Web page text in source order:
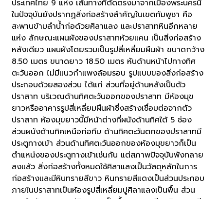
ประเทศไทย 9 แห่ง เส้นทางที่ตัดตรงมาจากเมืองพระนครนี้
ในปัจจุบันยังปรากฏสิ่งก่อสร้างสำคัญในเขตกัมพูชา คือ
สะพานข้ามลำน้ำก่อด้วยศิลาแลง และปราสาทหินอีกหลาย
แห่ง ลักษณะแผนผังของปราสาทห้วยแคน เป็นสิ่งก่อสร้าง
หลังเดียว แผนผังโดยรวมเป็นรูปสี่เหลี่ยมผืนผ้า ขนาดกว้าง
8.50 เมตร ขนาดยาว 18.50 เมตร หันด้านหน้าไปทางทิศ
ตะวันออก ไม่มีแนวกำแพงล้อมรอบ รูปแบบของสิ่งก่อสร้าง
ประกอบด้วยสองส่วน ได้แก่ ส่วนที่อยู่ด้านหลังเป็นตัว
ปราสาท บริเวณด้านทิศตะวันออกของปราสาท มีห้องมุข
ยาวหรืออาคารรูปสี่เหลี่ยมผืนผ้าซึ่งสร้างเชื่อมต่อจากตัว
ปราสาท ห้องมุขยาวนี้มีหน้าต่างที่ผนังด้านทิศใต้ 5 ช่อง
ส่วนผนังด้านทิศเหนือก่อทึบ ด้านทิศตะวันตกของปราสาทมี
ประตูทางเข้า ส่วนด้านทิศตะวันออกของห้องมุขยาวก็เป็น
ตำแหน่งของประตูทางเข้าเช่นกัน แต่สภาพปัจจุบันพังทลาย
ลงแล้ว สิ่งก่อสร้างทั้งหมดใช้ศิลาแลงเป็นวัสดุหลักในการ
ก่อสร้างและมีหินทรายสีขาว หินทรายสีแดงเป็นส่วนประกอบ
ภายในปราสาทเป็นห้องรูปสี่เหลี่ยมปูศิลาแลงเป็นพื้น ส่วน